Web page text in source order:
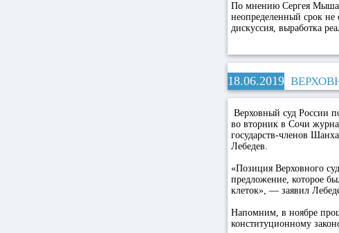
По мнению Сергея
неопределенный срок не
дискуссия, выработка
18.06.2019
Верховный суд России
во вторник в Сочи
государств-членов
Лебедев.
«Позиция Верховного
предложение, которое
клеток», — заявил
Напомним, в ноябре
конституционному